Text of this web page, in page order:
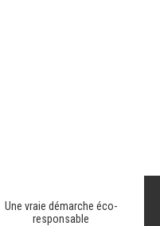
Une vraie démarche éco-
responsable